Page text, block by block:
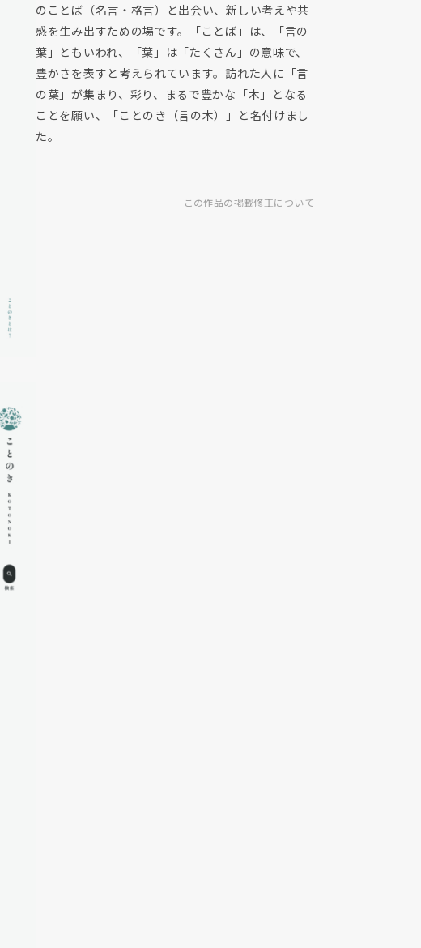
のことば（名言・格言）と出会い、新しい考えや共
感を生み出すための場です。「ことば」は、「言の
葉」ともいわれ、「葉」は「たくさん」の意味で、
豊かさを表すと考えられています。訪れた人に「言
の葉」が集まり、彩り、まるで豊かな「木」となる
ことを願い、「ことのき（言の木）」と名付けまし
た。
この作品の掲載修正について